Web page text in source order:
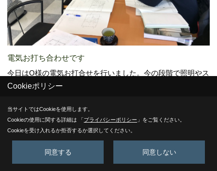
電気お打ち合わせです
今日はO様の電気お打合せを行いました。今の段階で照明やス
イッチなどの位置を考えていくことは難しいことではありま
しながら詳細な位置を打ち合わせしていきます。
23. 2019年03月27日
Cookieポリシー
当サイトではCookieを使用します。
Cookieの使用に関する詳細は 「プライバシーポリシー 」をご覧ください。
Cookieを受け入れるか拒否するか選択してください。
同意する 同意しない